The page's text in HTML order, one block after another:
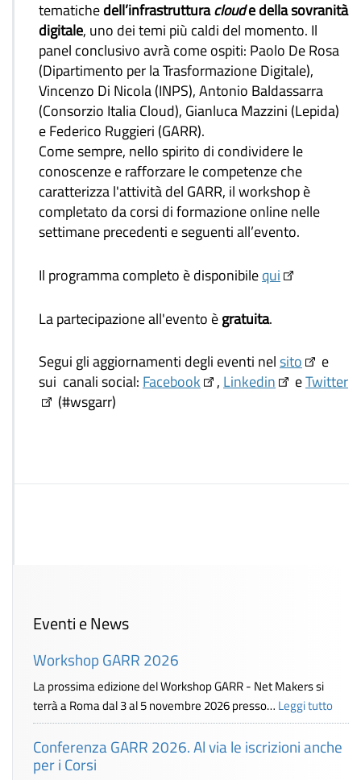
tematichedell’infrastrutturacloude della sovranità
digitale, uno dei temi più caldi del momento. Il
panel conclusivo avrà come ospiti: Paolo De Rosa
(Dipartimento per la Trasformazione Digitale),
Vincenzo Di Nicola (INPS), Antonio Baldassarra
(Consorzio Italia Cloud), Gianluca Mazzini (Lepida)
e Federico Ruggieri (GARR).
Come sempre, nello spirito di condividere le
conoscenze e rafforzare le competenze che
caratterizza l'attività del GARR, il workshop è
completato da corsi di formazione online nelle
settimane precedenti e seguenti all’evento.
Il programma completo è disponibilequi
La partecipazione all'evento ègratuita.
Segui gli aggiornamenti degli eventi nelsito
e
sui canali social:Facebook ,Linkedin eTwitter
(#wsgarr)
Eventi e News
Workshop GARR 2026
La prossima edizione del Workshop GARR - Net Makers si
terrà a Roma dal 3 al 5 novembre 2026 presso… Leggi tutto
Conferenza GARR 2026. Al via le iscrizioni anche
per i Corsi